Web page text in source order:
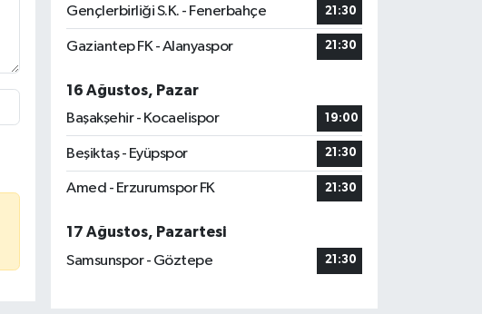
Gençlerbirliği S.K. - Fenerbahçe 21:30
Gaziantep FK - Alanyaspor 21:30
16 Ağustos, Pazar
Başakşehir - Kocaelispor
19:00
Beşiktaş - Eyüpspor 21:30
Amed - Erzurumspor FK 21:30
17 Ağustos, Pazartesi
Samsunspor - Göztepe
21:30